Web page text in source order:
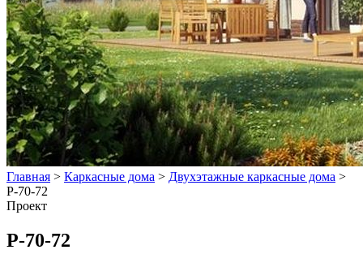
Главная > Каркасные дома > Двухэтажные каркасные дома >
Р-70-72
Проект
Р-70-72